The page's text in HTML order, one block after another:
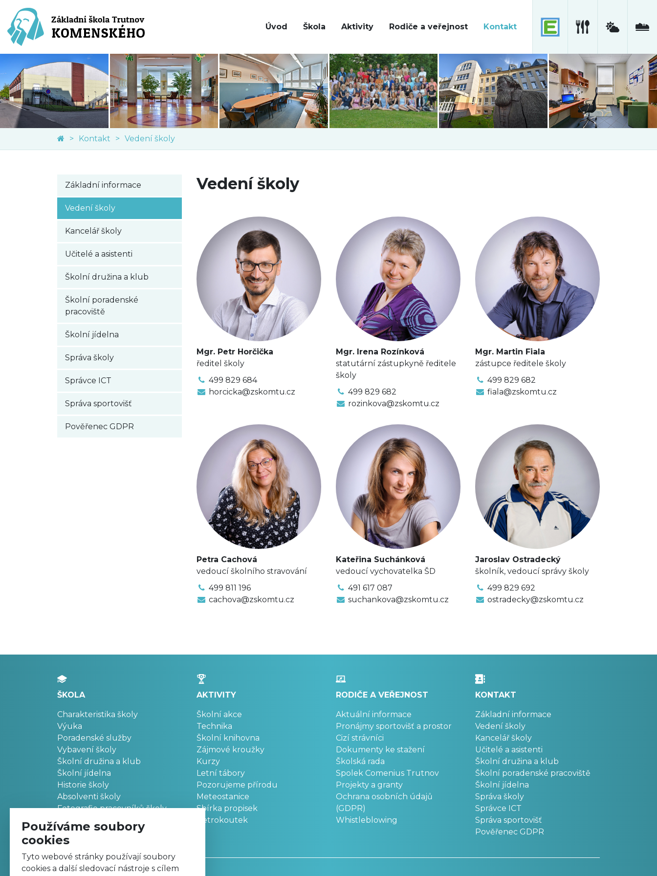
Úvod Škola Aktivity Rodiče a veřejnost Kontakt
Kontakt Vedení školy
Základní informace
Vedení školy
Kancelář školy
Učitelé a asistenti
Školní družina a klub
Školní poradenské
pracoviště
Školní jídelna
Správa školy
Správce ICT
Správa sportovišť
Pověřenec GDPR
Vedení školy
Mgr. Petr Horčička
ředitel školy
499 829 684
horcicka@zskomtu.cz
Mgr. Irena Rozínková
statutární zástupkyně ředitele
školy
499 829 682
rozinkova@zskomtu.cz
Mgr. Martin Fiala
zástupce ředitele školy
499 829 682
fiala@zskomtu.cz
Petra Cachová
vedoucí školního stravování
499 811 196
cachova@zskomtu.cz
Kateřina Suchánková
vedoucí vychovatelka ŠD
491 617 087
suchankova@zskomtu.cz
Jaroslav Ostradecký
školník, vedoucí správy školy
499 829 692
ostradecky@zskomtu.cz
ŠKOLA
Charakteristika školy
Výuka
Poradenské služby
Vybavení školy
Školní družina a klub
Školní jídelna
Historie školy
Absolventi školy
Fotografie pracovníků školy
AKTIVITY
Školní akce
Technika
Školní knihovna
Zájmové kroužky
Kurzy
Letní tábory
Pozorujeme přírodu
Meteostanice
Sbírka propisek
Retrokoutek
RODIČE A VEŘEJNOST
Aktuální informace
Pronájmy sportovišť a prostor
Cizí strávníci
Dokumenty ke stažení
Školská rada
Spolek Comenius Trutnov
Projekty a granty
Ochrana osobních údajů
(GDPR)
Whistleblowing
KONTAKT
Základní informace
Vedení školy
Kancelář školy
Učitelé a asistenti
Školní družina a klub
Školní poradenské pracoviště
Školní jídelna
Správa školy
Správce ICT
Správa sportovišť
Pověřenec GDPR
Používáme soubory
cookies
Tyto webové stránky používají soubory
cookies a další sledovací nástroje s cílem